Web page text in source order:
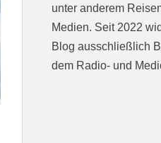
unter anderem
Medien. Seit 2022
Blog ausschließlich
dem Radio- und